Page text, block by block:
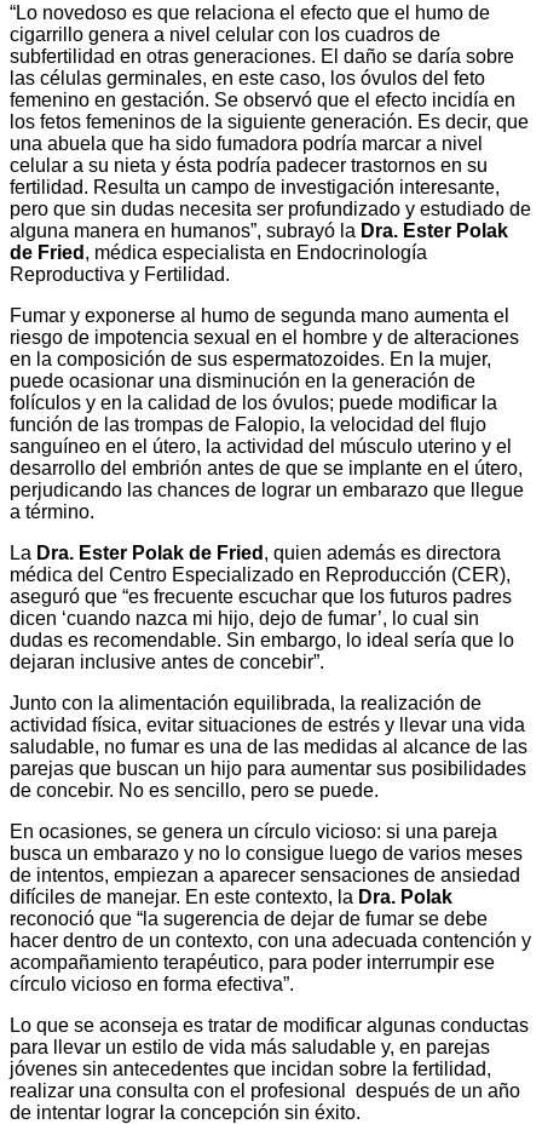
“Lo novedoso es que relaciona el efecto que el humo de
cigarrillo genera a nivel celular con los cuadros de
subfertilidad en otras generaciones. El daño se daría sobre
las células germinales, en este caso, los óvulos del feto
femenino en gestación. Se observó que el efecto incidía en
los fetos femeninos de la siguiente generación. Es decir, que
una abuela que ha sido fumadora podría marcar a nivel
celular a su nieta y ésta podría padecer trastornos en su
fertilidad. Resulta un campo de investigación interesante,
pero que sin dudas necesita ser profundizado y estudiado de
alguna manera en humanos”, subrayó la Dra. Ester Polak
de Fried , médica especialista en Endocrinología
Reproductiva y Fertilidad.
Fumar y exponerse al humo de segunda mano aumenta el
riesgo de impotencia sexual en el hombre y de alteraciones
en la composición de sus espermatozoides. En la mujer,
puede ocasionar una disminución en la generación de
folículos y en la calidad de los óvulos; puede modificar la
función de las trompas de Falopio, la velocidad del flujo
sanguíneo en el útero, la actividad del músculo uterino y el
desarrollo del embrión antes de que se implante en el útero,
perjudicando las chances de lograr un embarazo que llegue
a término.
La Dra. Ester Polak de Fried , quien además es directora
médica del Centro Especializado en Reproducción (CER),
aseguró que “es frecuente escuchar que los futuros padres
dicen ‘cuando nazca mi hijo, dejo de fumar’, lo cual sin
dudas es recomendable. Sin embargo, lo ideal sería que lo
dejaran inclusive antes de concebir”.
Junto con la alimentación equilibrada, la realización de
actividad física, evitar situaciones de estrés y llevar una vida
saludable, no fumar es una de las medidas al alcance de las
parejas que buscan un hijo para aumentar sus posibilidades
de concebir. No es sencillo, pero se puede.
En ocasiones, se genera un círculo vicioso: si una pareja
busca un embarazo y no lo consigue luego de varios meses
de intentos, empiezan a aparecer sensaciones de ansiedad
difíciles de manejar. En este contexto, la Dra. Polak
reconoció que “la sugerencia de dejar de fumar se debe
hacer dentro de un contexto, con una adecuada contención y
acompañamiento terapéutico, para poder interrumpir ese
círculo vicioso en forma efectiva”.
Lo que se aconseja es tratar de modificar algunas conductas
para llevar un estilo de vida más saludable y, en parejas
jóvenes sin antecedentes que incidan sobre la fertilidad,
realizar una consulta con el profesional después de un año
de intentar lograr la concepción sin éxito.